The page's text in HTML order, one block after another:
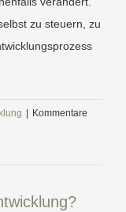
zu steuern, zu
Kommentare